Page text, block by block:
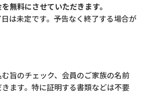
無料にさせていただきます。
は未定です。予告なく終了する場合が
旨のチェック、会員のご家族の名前
ます。特に証明する書類などは不要